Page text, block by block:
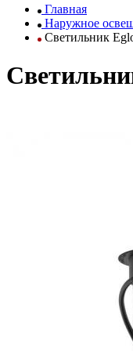
Главная
Наружное
Светильник